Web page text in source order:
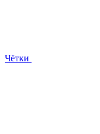
Чётки